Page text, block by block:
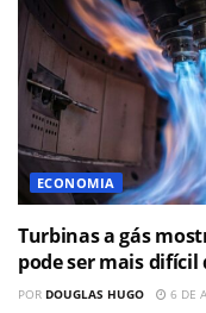
ECONOMIA
Turbinas a gás
pode ser mais difícil
POR DOUGLAS HUGO 6 DE